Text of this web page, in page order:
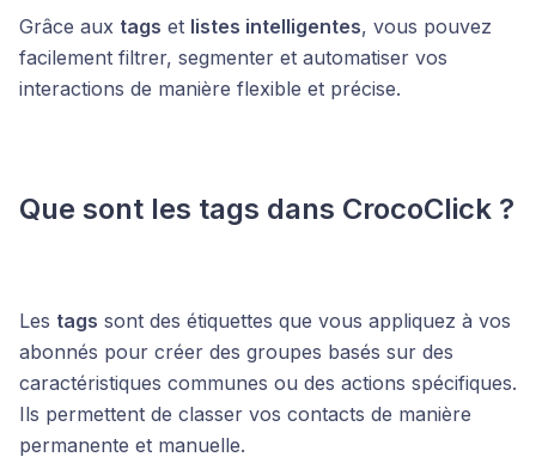
Grâce aux tags et listes intelligentes, vous pouvez
facilement filtrer, segmenter et automatiser vos
interactions de manière flexible et précise.
Que sont les tags dans CrocoClick ?
Les tags sont des étiquettes que vous appliquez à vos
abonnés pour créer des groupes basés sur des
caractéristiques communes ou des actions spécifiques.
Ils permettent de classer vos contacts de manière
permanente et manuelle.